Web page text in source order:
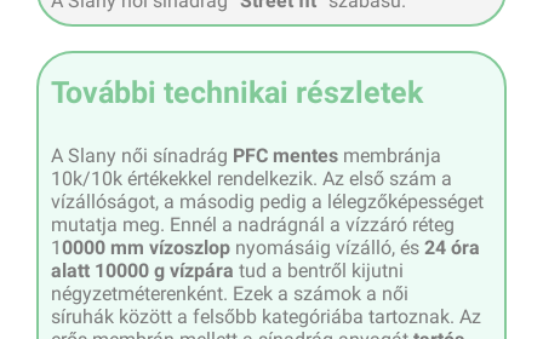
További technikai részletek
A Slany női sínadrág PFC mentes membránja
10k/10k értékekkel rendelkezik. Az első szám a
vízállóságot, a másodig pedig a lélegzőképességet
mutatja meg. Ennél a nadrágnál a vízzáró réteg
10000 mm vízoszlop nyomásáig vízálló, és 24 óra
alatt 10000 g vízpára tud a bentről kijutni
négyzetméterenként. Ezek a számok a női
síruhák között a felsőbb kategóriába tartoznak. Az